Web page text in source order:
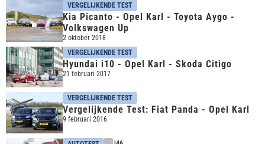
VERGELIJKENDE TEST
Kia Picanto - Opel Karl - Toyota Aygo -
Volkswagen Up
2 oktober 2018
VERGELIJKENDE TEST
Hyundai i10 - Opel Karl - Skoda Citigo
21 februari 2017
VERGELIJKENDE TEST
Vergelijkende Test: Fiat Panda - Opel Karl
9 februari 2016